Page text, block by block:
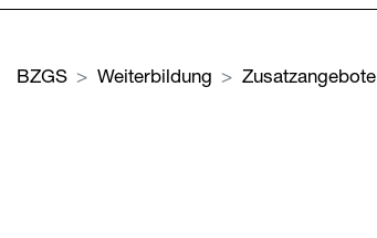
BZGS Weiterbildung Zusatzangebote
Grundbildung